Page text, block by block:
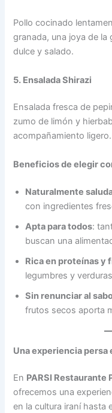
Pollo cocinado
granada, una joya de
dulce y salado.
5. Ensalada Shirazi
Ensalada fresca de
zumo de limón y
acompañamiento ligero.
Beneficios de elegir
Naturalmente
con ingredientes
Apta para todos:
buscan una
Rica en proteínas y
legumbres y
Sin renunciar al
frutos secos aporta
Una experiencia persa
En PARSI Restaurante
ofrecemos una
en la cultura iraní hasta